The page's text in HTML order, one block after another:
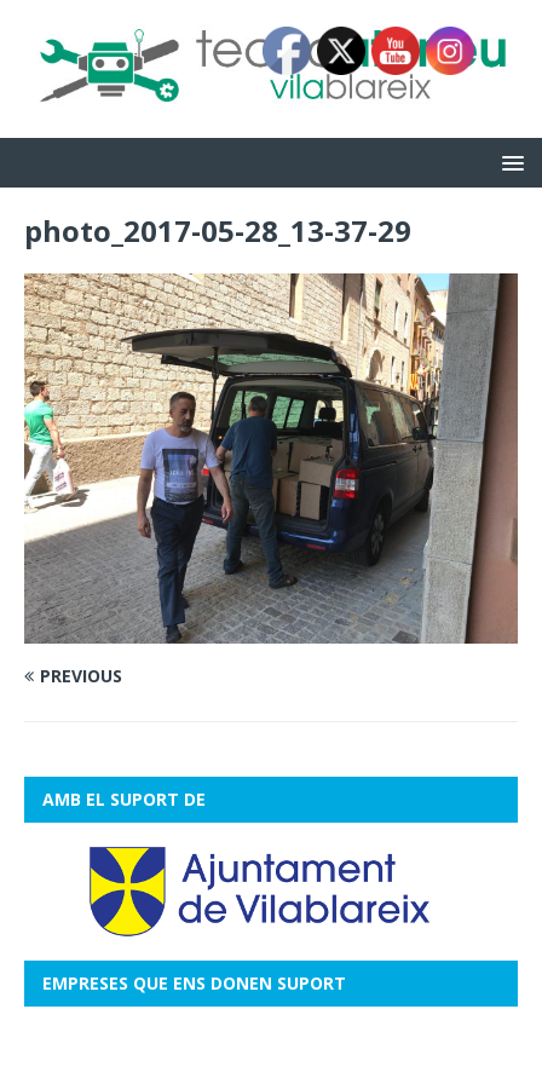
photo_2017-05-28_13-37-29
PREVIOUS
AMB EL SUPORT DE
EMPRESES QUE ENS DONEN SUPORT